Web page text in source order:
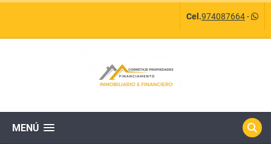
Cel.974087664-
MENÚ